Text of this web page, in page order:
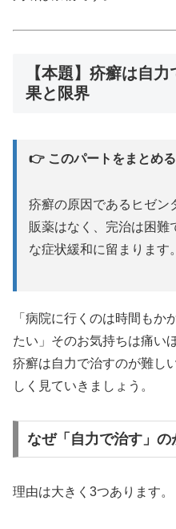
【本題】疥癬は自
果と限界
👉 このパートをまとめる
疥癬の原因であるヒゼン
販薬はなく、完治は困難
な症状緩和に留まります。
「病院に行くのは時間もか
たい」そのお気持ちは痛い
疥癬は自力で治すのが難し
しく見ていきましょう。
なぜ「自力で治す」の
理由は大きく3つあります。